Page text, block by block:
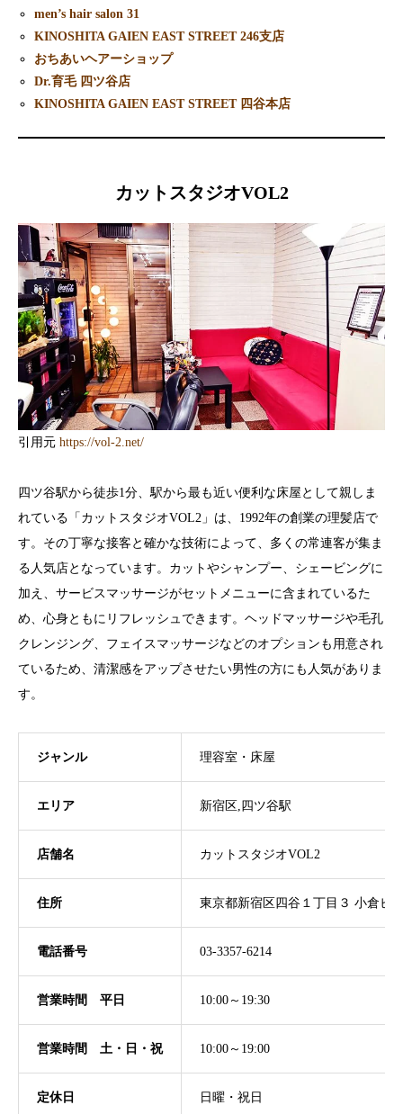
men’s hair salon 31
KINOSHITA GAIEN EAST STREET 246支店
おちあいヘアーショップ
Dr.育毛 四ツ谷店
KINOSHITA GAIEN EAST STREET 四谷本店
カットスタジオVOL2
引用元 https://vol-2.net/
四ツ谷駅から徒歩1分、駅から最も近い便利な床屋として親しま
れている「カットスタジオVOL2」は、1992年の創業の理髪店で
す。その丁寧な接客と確かな技術によって、多くの常連客が集ま
る人気店となっています。カットやシャンプー、シェービングに
加え、サービスマッサージがセットメニューに含まれているた
め、心身ともにリフレッシュできます。ヘッドマッサージや毛孔
クレンジング、フェイスマッサージなどのオプションも用意され
ているため、清潔感をアップさせたい男性の方にも人気がありま
す。
ジャンル 理容室・床屋
エリア 新宿区,四ツ谷駅
店舗名 カットスタジオVOL2
住所 東京都新宿区四谷１丁目３ 小倉ビ
電話番号 03-3357-6214
営業時間 平日 10:00～19:30
営業時間 土・日・祝 10:00～19:00
定休日 日曜・祝日